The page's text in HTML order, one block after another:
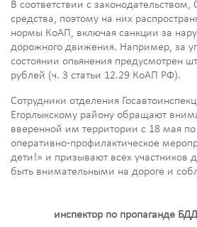
В соответствии с
средства, поэтому на них
нормы КоАП, включая санкции за
дорожного движения. Например, за
состоянии опьянения предусмотрен
рублей (ч. 3 статьи 12.29 КоАП РФ).
Сотрудники отделения
Егорлыкскому району обращают
вверенной им территории с 18 мая
оперативно-профилактическое
дети!» и призывают всех участников
быть внимательными на дороге и
инспектор по пропаганде